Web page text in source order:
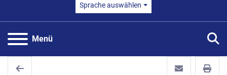
Sprache auswählen
Menü